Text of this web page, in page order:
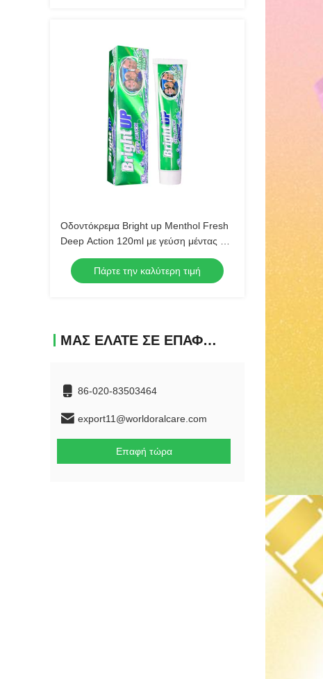
Οδοντόκρεμα Bright up Menthol Fresh
Deep Action 120ml με γεύση μέντας για
βαθύ καθαρισμό, χονδρική πώληση
προϊόντων στοματικής υγιεινής
Πάρτε την καλύτερη τιμή
ΜΑΣ ΕΛΆΤΕ ΣΕ ΕΠΑΦΉ ΜΕ
86-020-83503464
export11@worldoralcare.com
Επαφή τώρα